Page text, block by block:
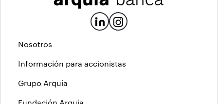
Nosotros
Información para accionistas
Grupo Arquia